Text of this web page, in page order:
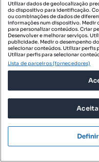
Empreendimentos -
Covelas
Novas apartamentos para
Tomé de Covelas
Novas t0 para comprar -
Covelas
Novas espaços comerciais
São Tomé de Covelas
Novas armazéns para
de Covelas
Utilizar dados de geolocalização
do dispositivo para identificação.
ou combinações de dados de
informações num dispositivo. Medir
para personalizar conteúdos. Criar
Desenvolver e melhorar serviços.
publicidade. Medir o desempenho
selecionar conteúdos. Utilizar perfis
Utilizar perfis para selecionar
Lista de parceiros (fornecedores)